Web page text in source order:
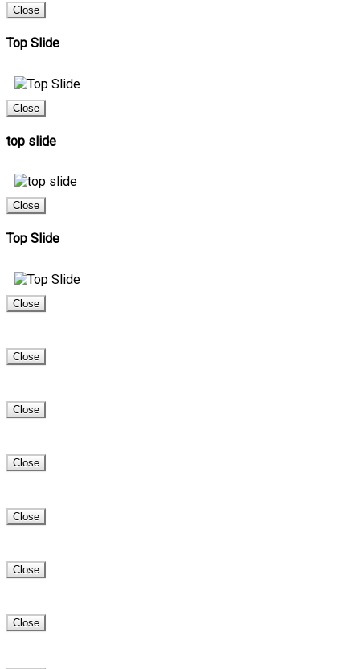
Close
Top Slide
Close
top slide
Close
Top Slide
Close
Close
Close
Close
Close
Close
Close